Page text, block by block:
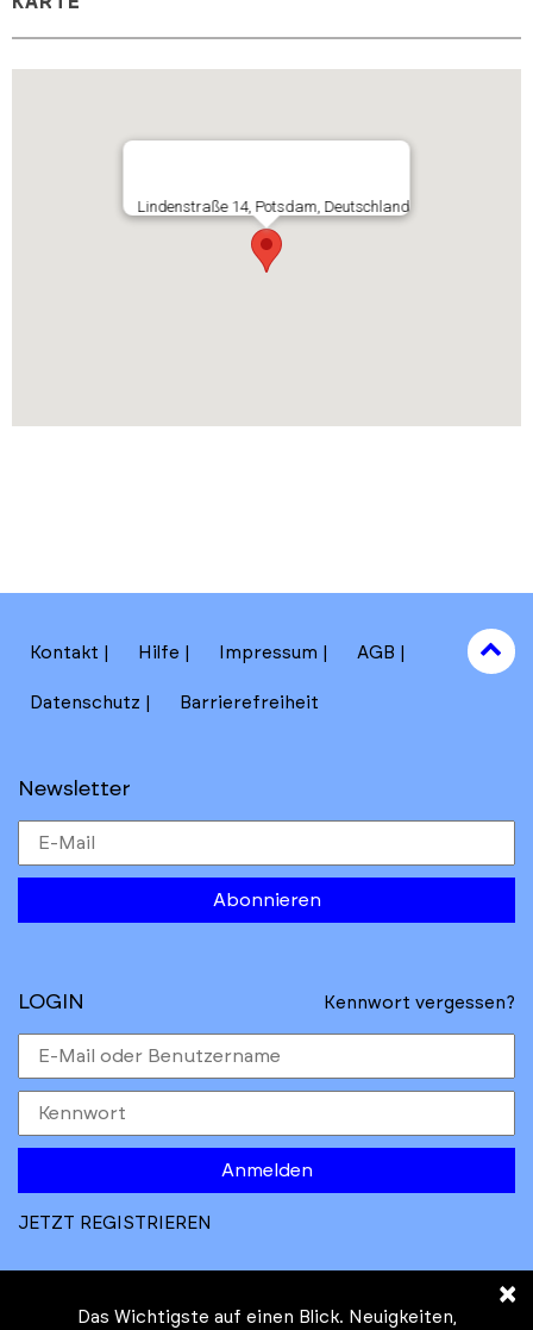
Lindenstraße 14, Potsdam, Deutschland
Kontakt Hilfe Impressum AGB
Datenschutz Barrierefreiheit
Newsletter
Abonnieren
to
top
LOGIN Kennwort vergessen?
Anmelden
JETZT REGISTRIEREN
×
Das Wichtigste auf einen Blick. Neuigkeiten,